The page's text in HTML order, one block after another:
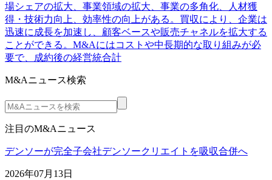
場シェアの拡大、事業領域の拡大、事業の多角化、人材獲
得・技術力向上、効率性の向上がある。買収により、企業は
迅速に成長を加速し、顧客ベースや販売チャネルを拡大する
ことができる。M&Aにはコストや中長期的な取り組みが必
要で、成約後の経営統合計
M&Aニュース検索
注目のM&Aニュース
デンソーが完全子会社デンソークリエイトを吸収合併へ
2026年07月13日